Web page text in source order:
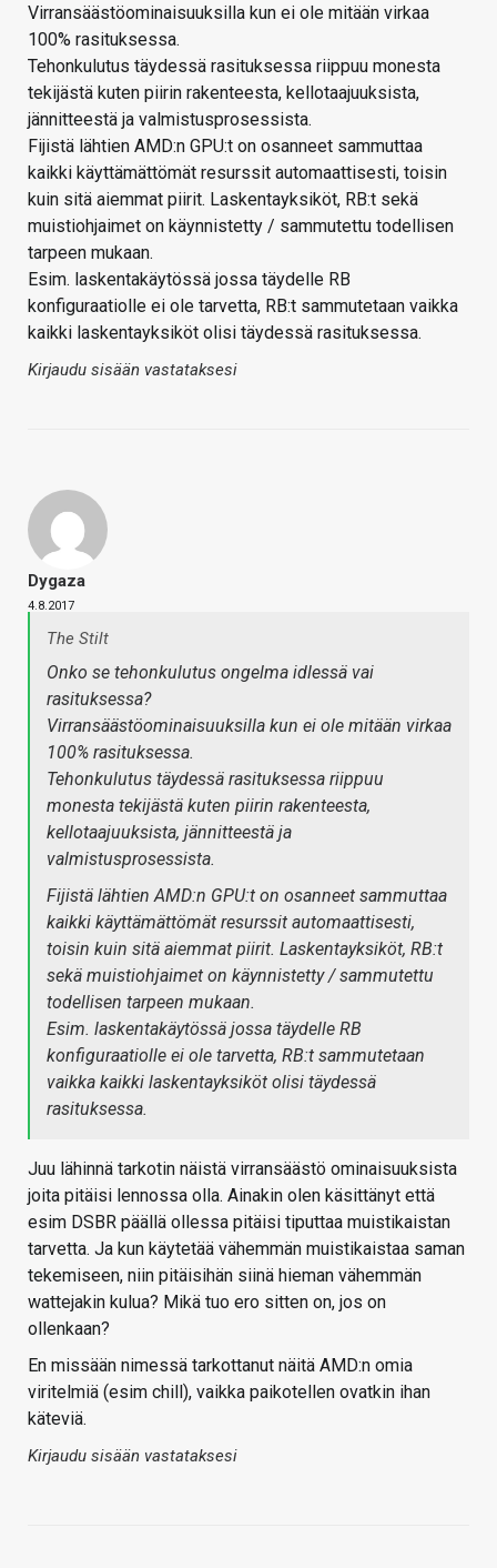
Virransäästöominaisuuksilla kun ei ole mitään virkaa
100% rasituksessa.
Tehonkulutus täydessä rasituksessa riippuu monesta
tekijästä kuten piirin rakenteesta, kellotaajuuksista,
jännitteestä ja valmistusprosessista.
Fijistä lähtien AMD:n GPU:t on osanneet sammuttaa
kaikki käyttämättömät resurssit automaattisesti, toisin
kuin sitä aiemmat piirit. Laskentayksiköt, RB:t sekä
muistiohjaimet on käynnistetty / sammutettu todellisen
tarpeen mukaan.
Esim. laskentakäytössä jossa täydelle RB
konfiguraatiolle ei ole tarvetta, RB:t sammutetaan vaikka
kaikki laskentayksiköt olisi täydessä rasituksessa.
Kirjaudu sisään vastataksesi
Dygaza
4.8.2017
The Stilt
Onko se tehonkulutus ongelma idlessä vai
rasituksessa?
Virransäästöominaisuuksilla kun ei ole mitään virkaa
100% rasituksessa.
Tehonkulutus täydessä rasituksessa riippuu
monesta tekijästä kuten piirin rakenteesta,
kellotaajuuksista, jännitteestä ja
valmistusprosessista.
Fijistä lähtien AMD:n GPU:t on osanneet sammuttaa
kaikki käyttämättömät resurssit automaattisesti,
toisin kuin sitä aiemmat piirit. Laskentayksiköt, RB:t
sekä muistiohjaimet on käynnistetty / sammutettu
todellisen tarpeen mukaan.
Esim. laskentakäytössä jossa täydelle RB
konfiguraatiolle ei ole tarvetta, RB:t sammutetaan
vaikka kaikki laskentayksiköt olisi täydessä
rasituksessa.
Juu lähinnä tarkotin näistä virransäästö ominaisuuksista
joita pitäisi lennossa olla. Ainakin olen käsittänyt että
esim DSBR päällä ollessa pitäisi tiputtaa muistikaistan
tarvetta. Ja kun käytetää vähemmän muistikaistaa saman
tekemiseen, niin pitäisihän siinä hieman vähemmän
wattejakin kulua? Mikä tuo ero sitten on, jos on
ollenkaan?
En missään nimessä tarkottanut näitä AMD:n omia
viritelmiä (esim chill), vaikka paikotellen ovatkin ihan
käteviä.
Kirjaudu sisään vastataksesi